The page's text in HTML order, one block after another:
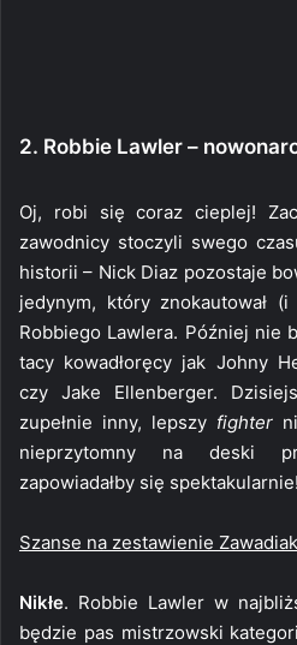
2. Robbie Lawler –
Oj, robi się coraz cieplej!
zawodnicy stoczyli swego
historii – Nick Diaz pozostaje
jedynym, który znokautował
Robbiego Lawlera. Później nie
tacy kowadłoręcy jak Johny
czy Jake Ellenberger.
zupełnie inny, lepszy fighter
nieprzytomny na deski
zapowiadałby się spektakularnie!
Szanse na zestawienie
Nikłe. Robbie Lawler w
będzie pas mistrzowski